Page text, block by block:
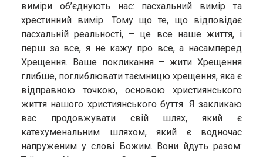
виміри об’єднують нас: пасхальний вимір та
хрестинний вимір. Тому що те, що відповідає
пасхальній реальності, – це все наше життя, і
перш за все, я не кажу про все, а насамперед
Хрещення. Ваше покликання – жити Хрещення
глибше, поглиблювати таємницю хрещення, яка є
відправною точкою, основою християнського
життя нашого християнського буття. Я закликаю
вас продовжувати свій шлях, який є
катехуменальним шляхом, який є водночас
напруженим у слові Божим. Вони йдуть разом: